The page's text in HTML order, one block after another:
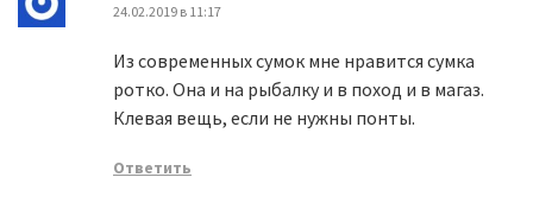
24.02.2019 в 11:17
Из современных сумок мне нравится сумка
ротко. Она и на рыбалку и в поход и в магаз.
Клевая вещь, если не нужны понты.
Ответить